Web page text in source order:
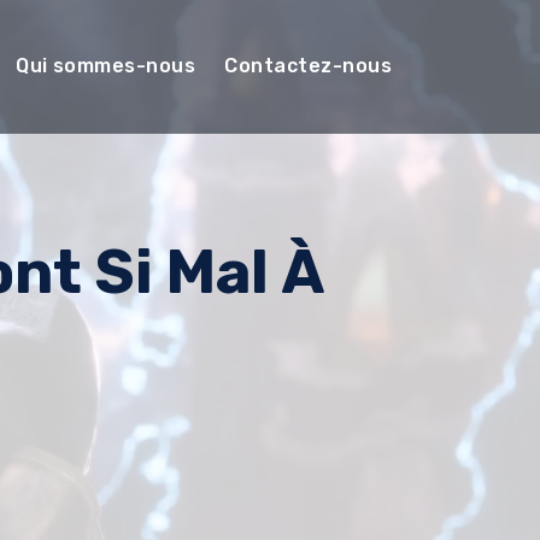
Qui sommes-nous Contactez-nous
Si Mal À